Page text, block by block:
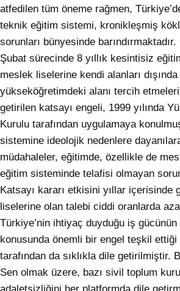
atfedilen tüm öneme rağmen,
teknik eğitim sistemi, kronikleşmiş
sorunları bünyesinde
Şubat sürecinde 8 yıllık kesintisiz
meslek liselerine kendi alanları
yükseköğretimdeki alanı tercih
getirilen katsayı engeli, 1999 yılında
Kurulu tarafından uygulamaya
sistemine ideolojik nedenlere
müdahaleler, eğitimde, özellikle de
eğitim sisteminde telafisi olmayan
Katsayı kararı etkisini yıllar içerisinde
liselerine olan talebi ciddi oranlarda
Türkiye’nin ihtiyaç duyduğu iş
konusunda önemli bir engel teşkil ettiği
tarafından da sıklıkla dile getirilmiştir.
Sen olmak üzere, bazı sivil toplum
adaletsizliğini her platformda dile